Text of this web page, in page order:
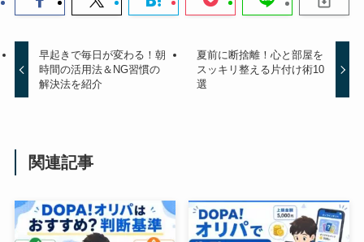
早起きで毎日が変わる！朝
時間の活用法＆NG習慣の
解決法を紹介
夏前に断捨離！心と部屋を
スッキリ整える片付け術10
選
関連記事